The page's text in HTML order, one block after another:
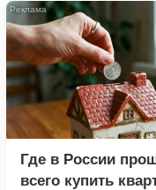
Где в России
всего купить